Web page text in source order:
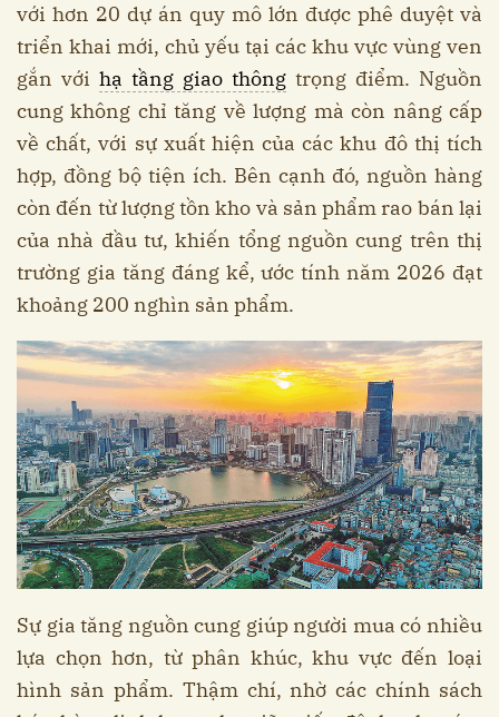
với hơn 20 dự án quy mô lớn được phê duyệt và
triển khai mới, chủ yếu tại các khu vực vùng ven
gắn với hạ tầng giao thông trọng điểm. Nguồn
cung không chỉ tăng về lượng mà còn nâng cấp
về chất, với sự xuất hiện của các khu đô thị tích
hợp, đồng bộ tiện ích. Bên cạnh đó, nguồn hàng
còn đến từ lượng tồn kho và sản phẩm rao bán lại
của nhà đầu tư, khiến tổng nguồn cung trên thị
trường gia tăng đáng kể, ước tính năm 2026 đạt
khoảng 200 nghìn sản phẩm.
Sự gia tăng nguồn cung giúp người mua có nhiều
lựa chọn hơn, từ phân khúc, khu vực đến loại
hình sản phẩm. Thậm chí, nhờ các chính sách